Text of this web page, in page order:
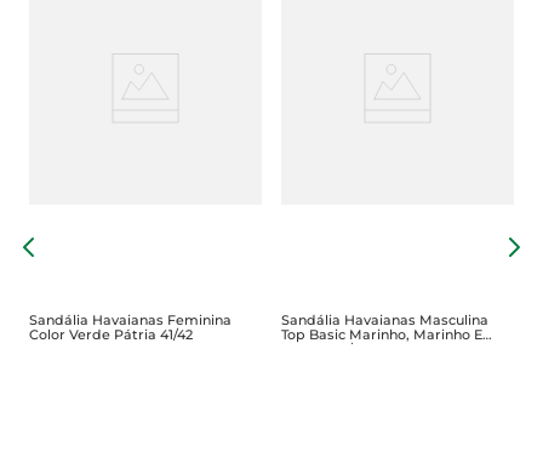
Sandália Havaianas Feminina
Color Verde Pátria 41/42
Sandália Havaianas Masculina
Top Basic Marinho, Marinho E
Branca 43/44